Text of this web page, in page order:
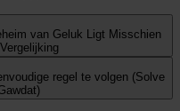
van Geluk Ligt Misschien
regel te volgen (Solve